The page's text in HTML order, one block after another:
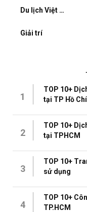
Du lịch Việt Nam
Giải trí
1
TOP 10+
tại TP Hồ
2
TOP 10+
tại TPHCM
3
TOP 10+
sử dụng
4
TOP 10+
TP.HCM